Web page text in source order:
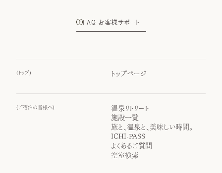
FAQ お客様サポート
( トップ) トップページ
( ご宿泊の皆様へ)
温泉リトリート
施設一覧
旅と、温泉と、美味しい時間。
ICHI-PASS
よくあるご質問
空室検索